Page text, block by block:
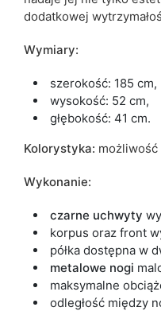
dodatkowej
Wymiary:
szerokość: 185 cm,
wysokość: 52 cm,
głębokość: 41 cm.
Kolorystyka:
Wykonanie:
czarne uchwyty
korpus oraz front
półka dostępna w
metalowe nogi
maksymalne
odległość między